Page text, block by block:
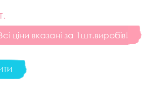
ціни вказані за 1шт.виробів!